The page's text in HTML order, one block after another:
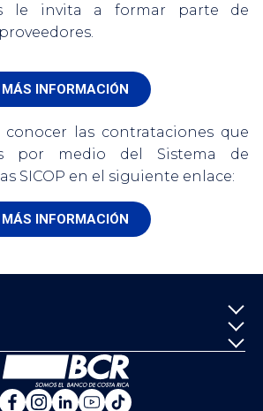
le invita a formar parte de
MÁS INFORMACIÓN
las contrataciones que
por medio del Sistema de
SICOP en el siguiente enlace:
MÁS INFORMACIÓN
Ir a la página principal del Banco de
Banco de Costa Rica en
Banco de Costa Rica
Banco de Costa Rica
Banco de Costa
Banco de